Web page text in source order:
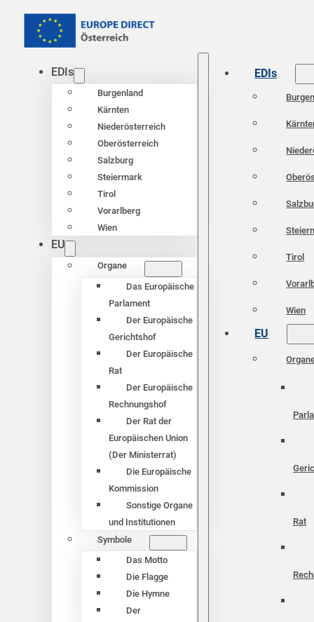
EDIs
Burgenland
Kärnten
Niederösterreich
Oberösterreich
Salzburg
Steiermark
Tirol
Vorarlberg
Wien
EU
Organe
Das Europäische
Parlament
Der Europäische
Gerichtshof
Der Europäische
Rat
Der Europäische
Rechnungshof
Der Rat der
Europäischen Union
(Der Ministerrat)
Die Europäische
Kommission
Sonstige Organe
und Institutionen
Symbole
Das Motto
Die Flagge
Die Hymne
Der
EDIs
Tirol
Wien
EU
Rat